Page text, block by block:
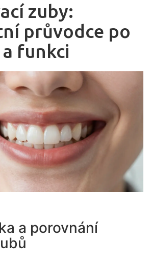
zuby:
průvodce po
funkci
a porovnání